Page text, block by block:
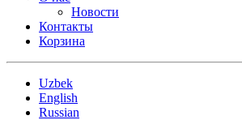
Новости
Контакты
Корзина
Uzbek
English
Russian